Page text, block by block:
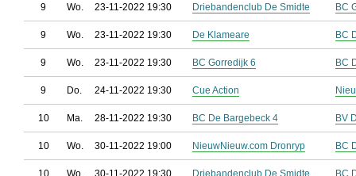
9 Wo. 23-11-2022 19:30 Driebandenclub De Smidte BC
9 Wo. 23-11-2022 19:30 De Klameare BC
9 Wo. 23-11-2022 19:30 BC Gorredijk 6 BC
9 Do. 24-11-2022 19:30 Cue Action
10 Ma. 28-11-2022 19:30 BC De Bargebeck 4 BV
10 Wo. 30-11-2022 19:00 NieuwNieuw.com Dronryp BC
10 Wo. 30-11-2022 19:30 Driebandenclub De Smidte BC